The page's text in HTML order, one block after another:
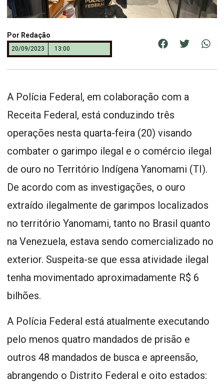
Por Redação
20/09/2023 13:00
A Polícia Federal, em colaboração com a
Receita Federal, está conduzindo três
operações nesta quarta-feira (20) visando
combater o garimpo ilegal e o comércio ilegal
de ouro no Território Indígena Yanomami (TI).
De acordo com as investigações, o ouro
extraído ilegalmente de garimpos localizados
no território Yanomami, tanto no Brasil quanto
na Venezuela, estava sendo comercializado no
exterior. Suspeita-se que essa atividade ilegal
tenha movimentado aproximadamente R$ 6
bilhões.
A Polícia Federal está atualmente executando
pelo menos quatro mandados de prisão e
outros 48 mandados de busca e apreensão,
abrangendo o Distrito Federal e oito estados: